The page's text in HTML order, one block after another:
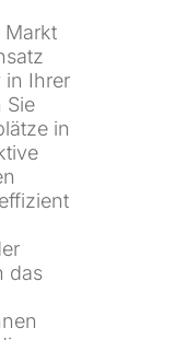
Markt
in Ihrer
Sie
in
das